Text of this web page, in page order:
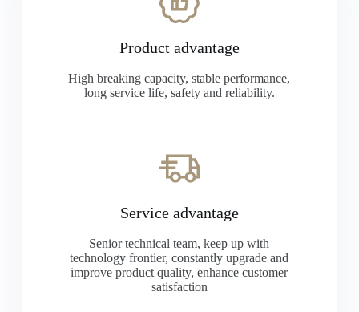
Product advantage
High breaking capacity, stable performance,
long service life, safety and reliability.
Service advantage
Senior technical team, keep up with
technology frontier, constantly upgrade and
improve product quality, enhance customer
satisfaction